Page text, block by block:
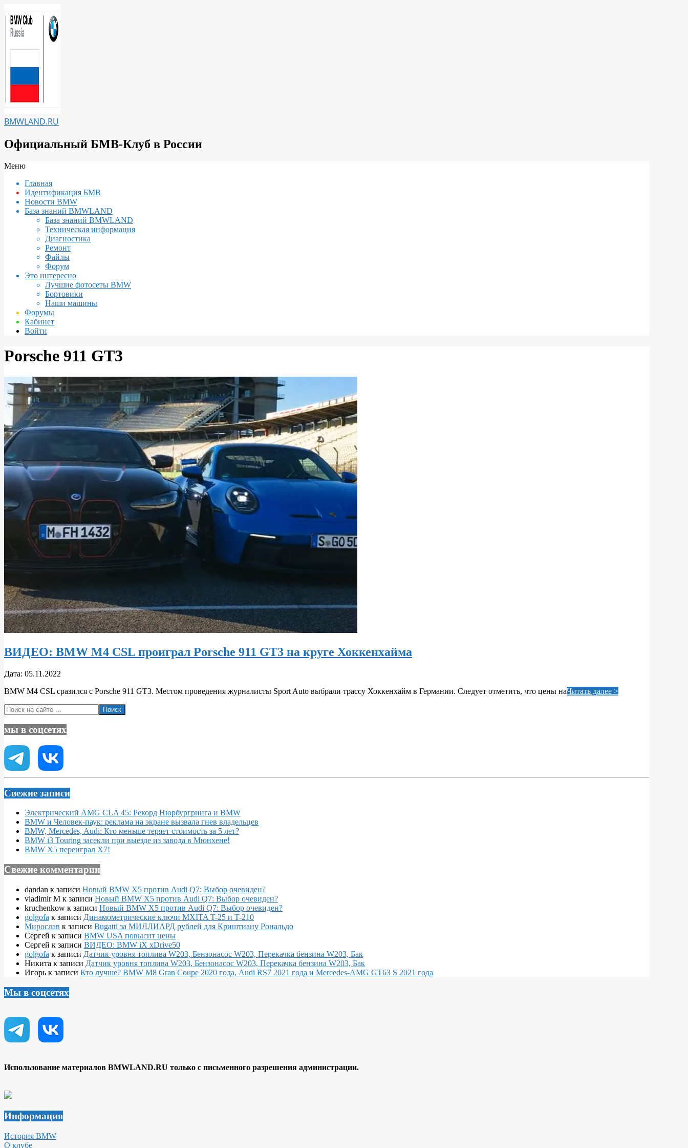
к
содержимому
BMWLAND.RU
Официальный БМВ-Клуб в России
Вторичное
навигации
Меню
Главная
Идентификация БМВ
Новости BMW
База знаний BMWLAND
База знаний BMWLAND
Техническая информация
Диагностика
Ремонт
Файлы
Форум
Это интересно
Лучшие фотосеты BMW
Бортовики
Наши машины
Форумы
Кабинет
Войти
Porsche 911 GT3
ВИДЕО: BMW M4 CSL проиграл Porsche 911 GT3 на круге Хоккенхайма
2022-
05
Дата: 05.11.2022
BMW M4 CSL сразился с Porsche 911 GT3. Местом проведения журналисты Sport Auto выбрали трассу Хоккенхайм в Германии. Следует отметить, что цены наЧитать далее >
Поиск
мы в соцсетях
Свежие записи
Электрический AMG CLA 45: Рекорд Нюрбургринга и BMW
BMW и Человек-паук: реклама на экране вызвала гнев владельцев
BMW, Mercedes, Audi: Кто меньше теряет стоимость за 5 лет?
BMW i3 Touring засекли при выезде из завода в Мюнхене!
BMW X5 переиграл X7!
Свежие комментарии
dandan к записи Новый BMW X5 против Audi Q7: Выбор очевиден?
vladimir M к записи Новый BMW X5 против Audi Q7: Выбор очевиден?
kruchenkow к записи Новый BMW X5 против Audi Q7: Выбор очевиден?
golgofa к записи Динамометрические ключи MXITA T-25 и T-210
Мирослав к записи Bugatti за МИЛЛИАРД рублей для Криштиану Рональдо
Сергей к записи BMW USA повысит цены
Сергей к записи ВИДЕО: BMW iX xDrive50
golgofa к записи Датчик уровня топлива W203, Бензонасос W203, Перекачка бензина W203, Бак
Никита к записи Датчик уровня топлива W203, Бензонасос W203, Перекачка бензина W203, Бак
Игорь к записи Кто лучше? BMW M8 Gran Coupe 2020 года, Audi RS7 2021 года и Mercedes-AMG GT63 S 2021 года
Мы в соцсетях
Использование материалов BMWLAND.RU только с письменного разрешения администрации.
Информация
История BMW
О клубе